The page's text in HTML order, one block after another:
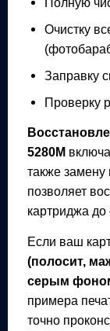
Очистку
Заправку
Проверку
5280M
также
позволяет
картриджа до
Если ваш
(полосит,
серым
примера
точно